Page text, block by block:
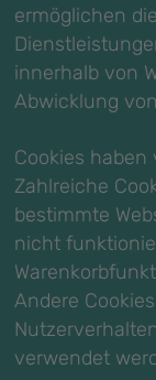
ermöglichen
innerhalb von
Abwicklung
Cookies
Zahlreiche
bestimmte
nicht
Andere
verwendet